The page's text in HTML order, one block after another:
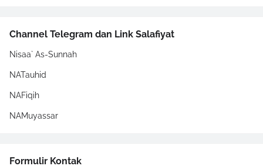
Channel Telegram dan Link Salafiyat
Nisaa` As-Sunnah
NATauhid
NAFiqih
NAMuyassar
Formulir Kontak